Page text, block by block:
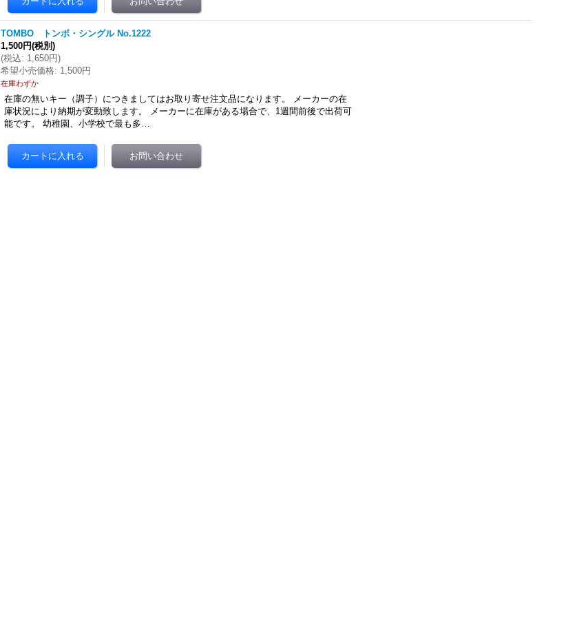
TOMBO トンボ・シングル No.1222
1,500円(税別)
(税込: 1,650円)
希望小売価格: 1,500円
在庫わずか
在庫の無いキー（調子）につきましてはお取り寄せ注文品になります。 メーカーの在
庫状況により納期が変動致します。 メーカーに在庫がある場合で、1週間前後で出荷可
能です。 幼稚園、小学校で最も多…